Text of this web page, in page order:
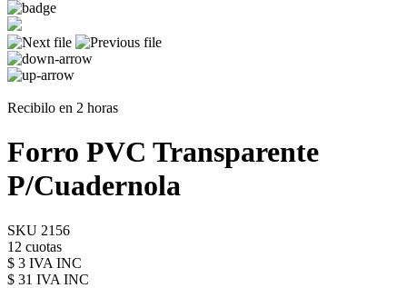
Recibilo en 2 horas
Forro PVC Transparente
P/Cuadernola
SKU 2156
12 cuotas
$ 3 IVA INC
$ 31 IVA INC